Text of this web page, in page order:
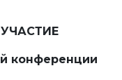
конференции